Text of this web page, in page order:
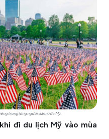
trong lòng người dân nước Mỹ.
đi du lịch Mỹ vào mùa